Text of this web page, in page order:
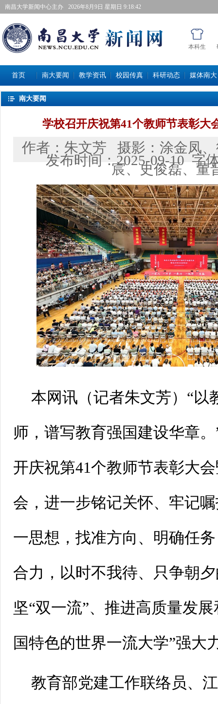
南昌大学新闻中心主办 2026年8月9日星期日 9:18:44
本科生
首页 南大要闻 教学资讯 校园传真 科研动态 媒体南大
南大要闻
学校召开庆祝第41个教师节表彰大
作者： 朱文芳 摄影： 涂金凤
宸、史俊磊、董
发布时间：2025-09-10 字
本网讯（记者朱文芳）“以
师，谱写教育强国建设华章
开庆祝第41个教师节表彰大
会，进一步铭记关怀、牢记
一思想，找准方向、明确任
合力，以时不我待、只争朝
坚“双一流”、推进高质量发
国特色的世界一流大学”强大
教育部党建工作联络员、